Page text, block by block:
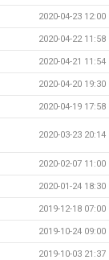
2020-04-23 12:00
2020-04-22 11:58
2020-04-21 11:54
2020-04-20 19:30
2020-04-19 17:58
2020-03-23 20:14
2020-02-07 11:00
2020-01-24 18:30
2019-12-18 07:00
2019-10-24 09:00
2019-10-03 21:37